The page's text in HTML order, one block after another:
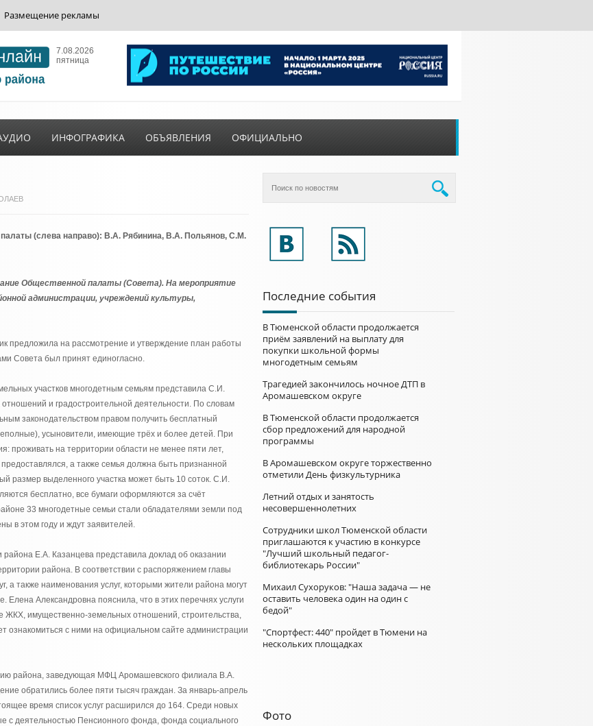
Размещение рекламы
7.08.2026
пятница
ИНФОГРАФИКА ОБЪЯВЛЕНИЯ ОФИЦИАЛЬНО
палаты (слева направо): В.А. Рябинина, В.А. Польянов, С.М.
Общественной палаты (Совета). На мероприятие
администрации, учреждений культуры,
предложила на рассмотрение и утверждение план работы
Совета был принят единогласно.
участков многодетным семьям представила С.И.
и градостроительной деятельности. По словам
законодательством правом получить бесплатный
усыновители, имеющие трёх и более детей. При
проживать на территории области не менее пяти лет,
а также семья должна быть признанной
выделенного участка может быть 10 соток. С.И.
бесплатно, все бумаги оформляются за счёт
33 многодетные семьи стали обладателями земли под
в этом году и ждут заявителей.
Е.А. Казанцева представила доклад об оказании
района. В соответствии с распоряжением главы
а также наименования услуг, которыми жители района могут
Елена Александровна пояснила, что в этих перечнях услуги
имущественно-земельных отношений, строительства,
ознакомиться с ними на официальном сайте администрации
района, заведующая МФЦ Аромашевского филиала В.А.
обратились более пяти тысяч граждан. За январь-апрель
время список услуг расширился до 164. Среди новых
с деятельностью Пенсионного фонда, фонда социального
Последние события
В Тюменской области продолжается
приём заявлений на выплату для
покупки школьной формы
многодетным семьям
Трагедией закончилось ночное ДТП в
Аромашевском округе
В Тюменской области продолжается
сбор предложений для народной
программы
В Аромашевском округе торжественно
отметили День физкультурника
Летний отдых и занятость
несовершеннолетних
Сотрудники школ Тюменской области
приглашаются к участию в конкурсе
"Лучший школьный педагог-
библиотекарь России"
Михаил Сухоруков: "Наша задача — не
оставить человека один на один с
бедой"
"Спортфест: 440" пройдет в Тюмени на
нескольких площадках
Фото